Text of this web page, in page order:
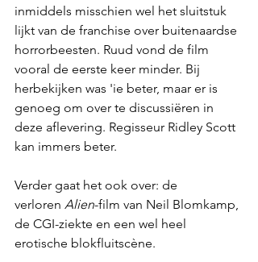
inmiddels misschien wel het sluitstuk
lijkt van de franchise over buitenaardse
horrorbeesten. Ruud vond de film
vooral de eerste keer minder. Bij
herbekijken was 'ie beter, maar er is
genoeg om over te discussiëren in
deze aflevering. Regisseur Ridley Scott
kan immers beter.
Verder gaat het ook over: de
verloren Alien-film van Neil Blomkamp,
de CGI-ziekte en een wel heel
erotische blokfluitscène.